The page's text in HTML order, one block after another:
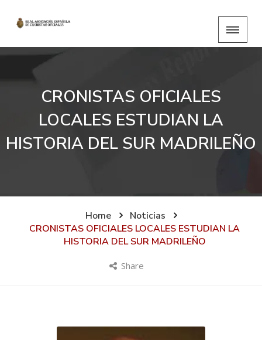
CRONISTAS OFICIALES
LOCALES ESTUDIAN LA
HISTORIA DEL SUR MADRILEÑO
Home
Noticias
CRONISTAS OFICIALES LOCALES ESTUDIAN LA
HISTORIA DEL SUR MADRILEÑO
Share